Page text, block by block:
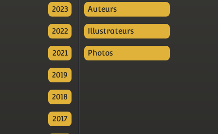
2023
2022
2021
2019
2018
2017
Auteurs
Illustrateurs
Photos